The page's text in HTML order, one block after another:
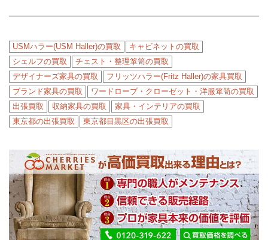
USMハラー(USM Haller)の買取
キャビネットの買取
シェルフの買取
チェスト・整理箪笥の買取
デザイナーズ家具の買取
フリッツハラー(Fritz Haller)の家具買取
ブランド家具の買取
ワードローブ・クローゼット・洋服箪笥の買取
出張買取
収納家具の買取
家具・インテリアの買取
東京都の出張買取
東京都目黒区の出張買取